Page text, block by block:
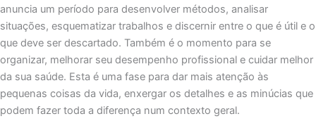
anuncia um período para desenvolver métodos, analisar
situações, esquematizar trabalhos e discernir entre o que é útil e o
que deve ser descartado. Também é o momento para se
organizar, melhorar seu desempenho profissional e cuidar melhor
da sua saúde. Esta é uma fase para dar mais atenção às
pequenas coisas da vida, enxergar os detalhes e as minúcias que
podem fazer toda a diferença num contexto geral.